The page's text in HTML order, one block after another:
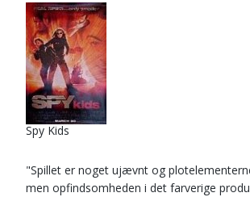
Spy Kids
"Spillet er noget ujævnt og
men opfindsomheden i det farverige